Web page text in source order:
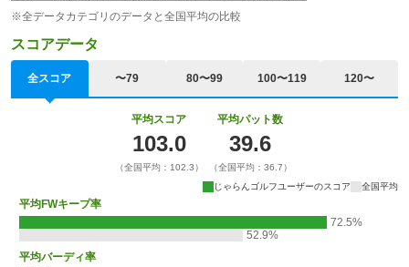
※全データカテゴリのデータと全国平均の比較
スコアデータ
全スコア 〜79 80〜99 100〜119 120〜
平均スコア
103.0
（全国平均：102.3）
平均パット数
39.6
（全国平均：36.7）
じゃらんゴルフユーザーのスコア
全国平均
平均FWキープ率
72.5%
52.9%
平均バーディ率